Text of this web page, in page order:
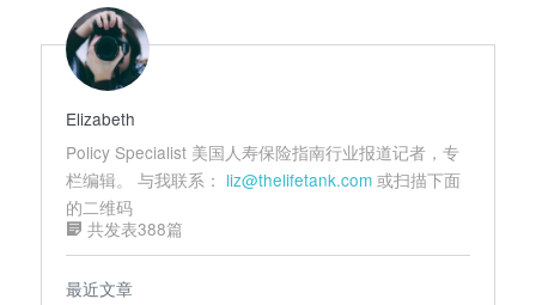
Elizabeth
Policy Specialist 美国人寿保险指南行业报道记者，专
栏编辑。 与我联系： liz@thelifetank.com 或扫描下面
的二维码
共发表388篇
最近文章